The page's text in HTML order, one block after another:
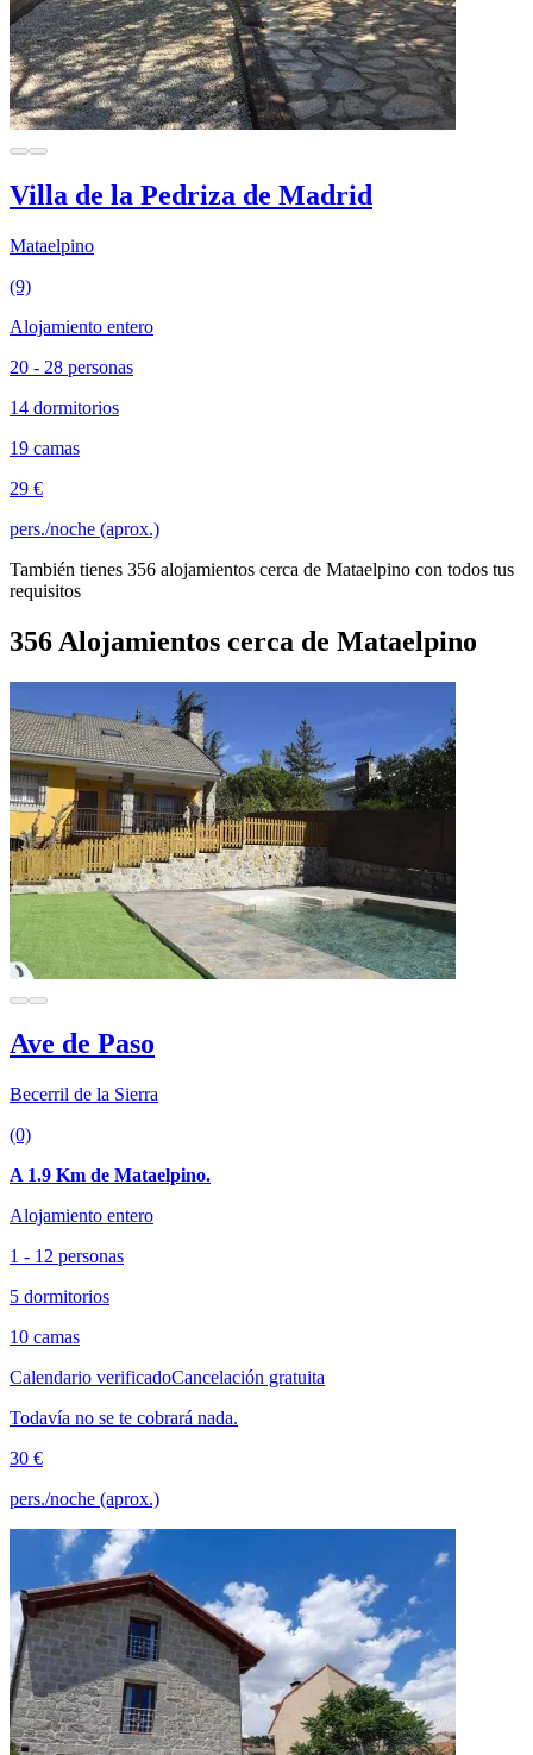
Villa de la Pedriza de Madrid
Mataelpino
(9)
Alojamiento entero
20 - 28 personas
14 dormitorios
19 camas
29 €
pers./noche (aprox.)
También tienes 356 alojamientos cerca de Mataelpino con todos tus
requisitos
356 Alojamientos cerca de Mataelpino
Ave de Paso
Becerril de la Sierra
(0)
A 1.9 Km de Mataelpino.
Alojamiento entero
1 - 12 personas
5 dormitorios
10 camas
Calendario verificadoCancelación gratuita
Todavía no se te cobrará nada.
30 €
pers./noche (aprox.)